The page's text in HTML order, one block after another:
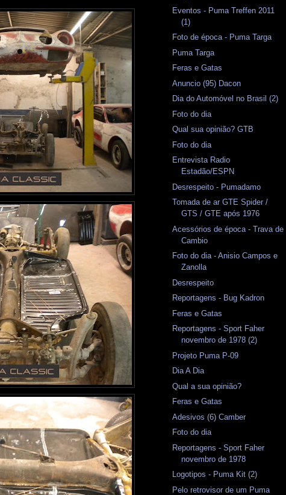
Eventos - Puma Treffen 2011
(1)
Foto de época - Puma Targa
Puma Targa
Feras e Gatas
Anuncio (95) Dacon
Dia do Automóvel no Brasil (2)
Foto do dia
Qual sua opinião? GTB
Foto do dia
Entrevista Radio
Estadão/ESPN
Desrespeito - Pumadamo
Tomada de ar GTE Spider /
GTS / GTE após 1976
Acessórios de época - Trava de
Cambio
Foto do dia - Anisio Campos e
Zanolla
Desrespeito
Reportagens - Bug Kadron
Feras e Gatas
Reportagens - Sport Faher
novembro de 1978 (2)
Projeto Puma P-09
Dia A Dia
Qual a sua opinião?
Feras e Gatas
Adesivos (6) Camber
Foto do dia
Reportagens - Sport Faher
novembro de 1978
Logotipos - Puma Kit (2)
Pelo retrovisor de um Puma